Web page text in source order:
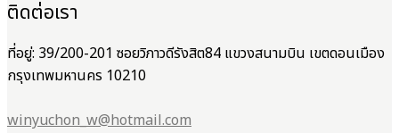
ติดต่อเรา
ที่อยู่: 39/200-201 ซอยวิภาวดีรังสิต84 แขวงสนามบิน เขตดอนเมือง
กรุงเทพมหานคร 10210
winyuchon_w@hotmail.com